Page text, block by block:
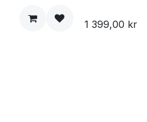
1 399,00 kr